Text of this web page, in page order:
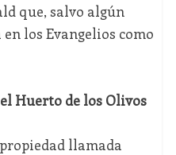
que, salvo algún
los Evangelios como
Huerto de los Olivos
llamada